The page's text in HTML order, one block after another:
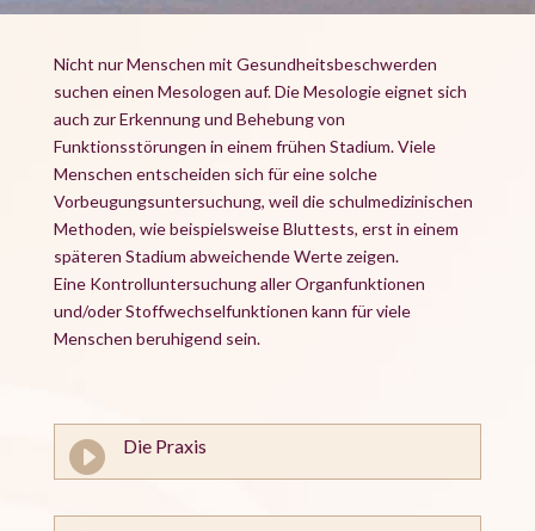
Nicht nur Menschen mit Gesundheitsbeschwerden
suchen einen Mesologen auf. Die Mesologie eignet sich
auch zur Erkennung und Behebung von
Funktionsstörungen in einem frühen Stadium. Viele
Menschen entscheiden sich für eine solche
Vorbeugungsuntersuchung, weil die schulmedizinischen
Methoden, wie beispielsweise Bluttests, erst in einem
späteren Stadium abweichende Werte zeigen.
Eine Kontrolluntersuchung aller Organfunktionen
und/oder Stoffwechselfunktionen kann für viele
Menschen beruhigend sein.
 Die Praxis